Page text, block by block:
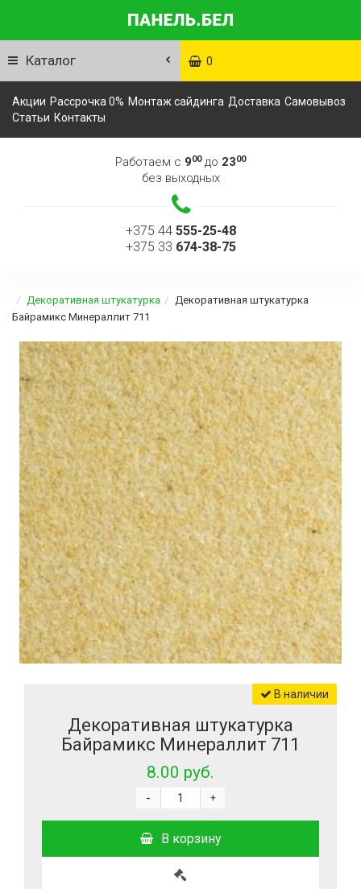
Каталог 0
Акции Рассрочка 0% Монтаж сайдинга Доставка Самовывоз
Статьи Контакты
Работаем с 900до 2300
без выходных
+375 44 555-25-48
+375 33 674-38-75
Декоративная штукатурка
Декоративная штукатурка
Байрамикс Минераллит 711
В наличии
Декоративная штукатурка
Байрамикс Минераллит 711
8.00 руб.
+
-
В корзину